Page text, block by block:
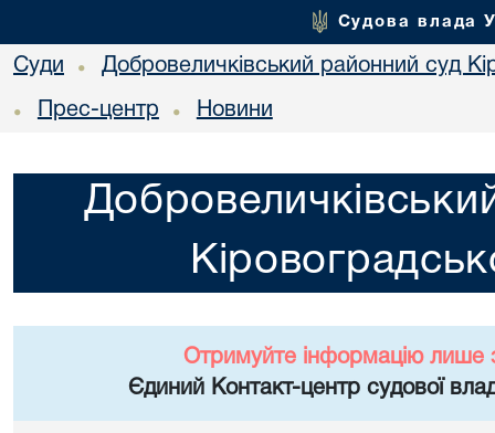
Судова влада
Суди • Добровеличківський районний суд
• Прес-центр • Новини
Отримуйте інформацію лише
Єдиний Контакт-центр судової